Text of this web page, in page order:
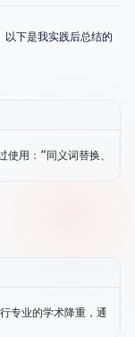
以下是我实践后总结的
使用：“同义词替换、句
专业的学术降重，通过